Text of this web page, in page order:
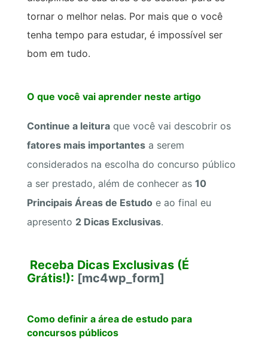
tornar o melhor nelas. Por mais que o você
tenha tempo para estudar, é impossível ser
bom em tudo.
O que você vai aprender neste artigo
Continue a leituraque você vai descobrir os
fatores mais importantesa serem
considerados na escolha do concurso público
a ser prestado, além de conhecer as 10
Principais Áreas de Estudoe ao final eu
apresento 2 Dicas Exclusivas.
Receba Dicas Exclusivas (É
Grátis!): [mc4wp_form]
Como definir a área de estudo para
concursos públicos